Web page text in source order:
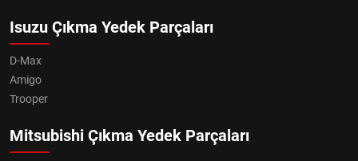
Isuzu Çıkma Yedek Parçaları
D-Max
Amigo
Trooper
Mitsubishi Çıkma Yedek Parçaları